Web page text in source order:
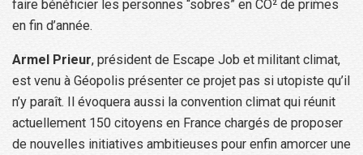
faire bénéficier les personnes “sobres” en CO² de primes
en fin d’année.
Armel Prieur, président de Escape Job et militant climat,
est venu à Géopolis présenter ce projet pas si utopiste qu’il
n’y paraît. Il évoquera aussi la convention climat qui réunit
actuellement 150 citoyens en France chargés de proposer
de nouvelles initiatives ambitieuses pour enfin amorcer une